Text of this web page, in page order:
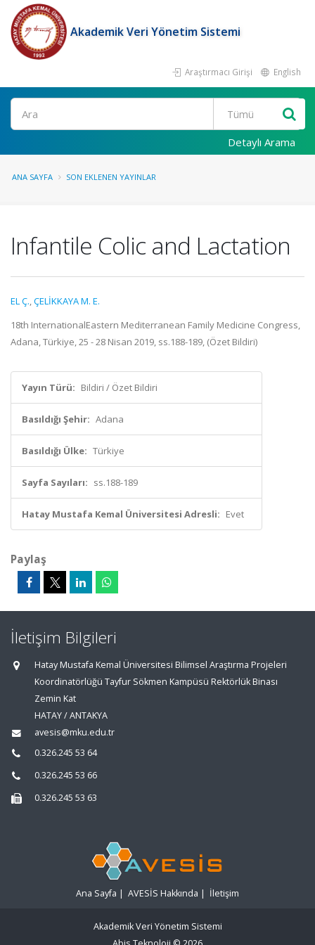
Akademik Veri Yönetim Sistemi
Araştırmacı Girişi English
Ara
Detaylı Arama
ANA SAYFA SON EKLENEN YAYINLAR
Infantile Colic and Lactation
EL Ç.,ÇELİKKAYA M. E.
18th InternationalEastern Mediterranean Family Medicine Congress,
Adana, Türkiye, 25 - 28 Nisan 2019, ss.188-189, (Özet Bildiri)
Yayın Türü: Bildiri / Özet Bildiri
Basıldığı Şehir: Adana
Basıldığı Ülke: Türkiye
Sayfa Sayıları: ss.188-189
Hatay Mustafa Kemal Üniversitesi Adresli: Evet
Paylaş
İletişim Bilgileri
Hatay Mustafa Kemal Üniversitesi Bilimsel Araştırma Projeleri
Koordinatörlüğü Tayfur Sökmen Kampüsü Rektörlük Binası
Zemin Kat
HATAY / ANTAKYA
avesis@mku.edu.tr
0.326.245 53 64
0.326.245 53 66
0.326.245 53 63
Ana Sayfa | AVESİS Hakkında | İletişim
Akademik Veri Yönetim Sistemi